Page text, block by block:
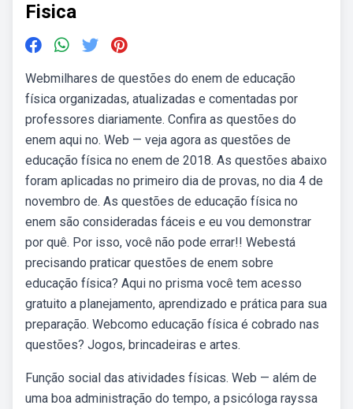
Fisica
Webmilhares de questões do enem de educação
física organizadas, atualizadas e comentadas por
professores diariamente. Confira as questões do
enem aqui no. Web — veja agora as questões de
educação física no enem de 2018. As questões abaixo
foram aplicadas no primeiro dia de provas, no dia 4 de
novembro de. As questões de educação física no
enem são consideradas fáceis e eu vou demonstrar
por quê. Por isso, você não pode errar!! Webestá
precisando praticar questões de enem sobre
educação física? Aqui no prisma você tem acesso
gratuito a planejamento, aprendizado e prática para sua
preparação. Webcomo educação física é cobrado nas
questões? Jogos, brincadeiras e artes.
Função social das atividades físicas. Web — além de
uma boa administração do tempo, a psicóloga rayssa